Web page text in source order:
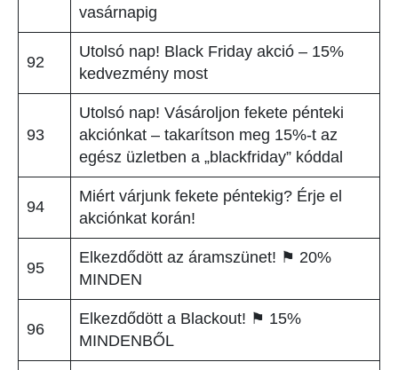
vasárnapig
92
Utolsó nap! Black Friday akció – 15%
kedvezmény most
93
Utolsó nap! Vásároljon fekete pénteki
akciónkat – takarítson meg 15%-t az
egész üzletben a „blackfriday” kóddal
94
Miért várjunk fekete péntekig? Érje el
akciónkat korán!
95
Elkezdődött az áramszünet! ⚑ 20%
MINDEN
96
Elkezdődött a Blackout! ⚑ 15%
MINDENBŐL